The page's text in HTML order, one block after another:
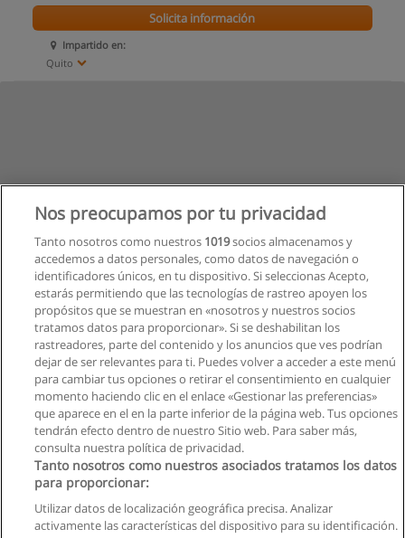
Impartido en:
Quito
Solicita información
Privacidad de datos
Nos preocupamos por tu privacidad
Tanto nosotros como nuestros 1019socios almacenamos y
accedemos a datos personales, como datos de navegación o
identificadores únicos, en tu dispositivo. Si seleccionas Acepto,
estarás permitiendo que las tecnologías de rastreo apoyen los
propósitos que se muestran en «nosotros y nuestros socios
tratamos datos para proporcionar». Si se deshabilitan los
rastreadores, parte del contenido y los anuncios que ves podrían
dejar de ser relevantes para ti. Puedes volver a acceder a este menú
para cambiar tus opciones o retirar el consentimiento en cualquier
momento haciendo clic en el enlace «Gestionar las preferencias»
que aparece en el en la parte inferior de la página web. Tus opciones
tendrán efecto dentro de nuestro Sitio web. Para saber más,
consulta nuestra política de privacidad.
Tanto nosotros como nuestros asociados tratamos los datos
para proporcionar:
Utilizar datos de localización geográfica precisa. Analizar
activamente las características del dispositivo para su identificación.